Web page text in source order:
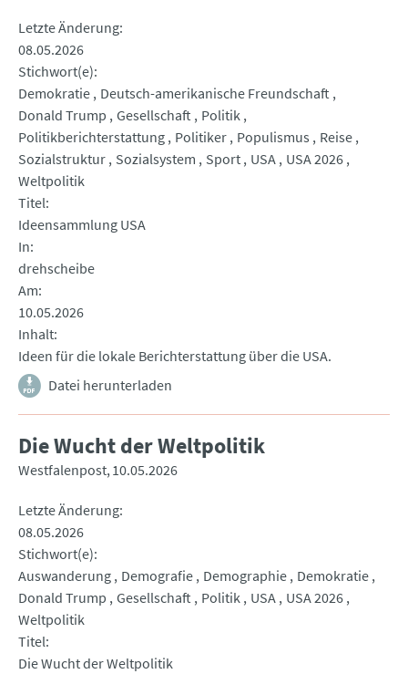
Letzte Änderung
08.05.2026
Stichwort(e)
Demokratie Deutsch-amerikanische Freundschaft
Donald Trump Gesellschaft Politik
Politikberichterstattung Politiker Populismus
Reise
Sozialstruktur Sozialsystem Sport USA USA 2026
Weltpolitik
Titel
Ideensammlung USA
In
drehscheibe
Am
10.05.2026
Inhalt
Ideen für die lokale Berichterstattung über die USA.
Datei herunterladen
Die Wucht der Weltpolitik
Westfalenpost 10.05.2026
Letzte Änderung
08.05.2026
Stichwort(e)
Auswanderung Demografie Demographie Demokratie
Donald Trump Gesellschaft Politik USA USA 2026
Weltpolitik
Titel
Die Wucht der Weltpolitik